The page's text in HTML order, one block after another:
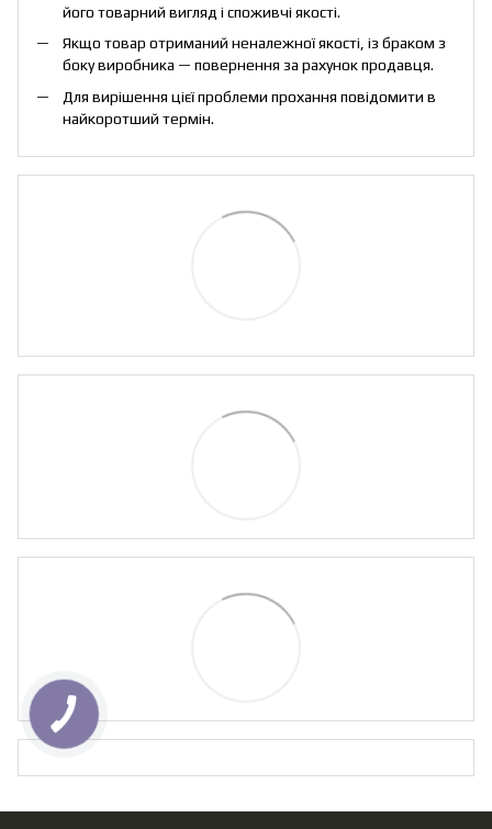
його товарний вигляд і споживчі якості.
Якщо товар отриманий неналежної якості, із браком з
боку виробника — повернення за рахунок продавця.
Для вирішення цієї проблеми прохання повідомити в
найкоротший термін.